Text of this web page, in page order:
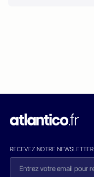
RECEVEZ NOTRE NEWSLETTER